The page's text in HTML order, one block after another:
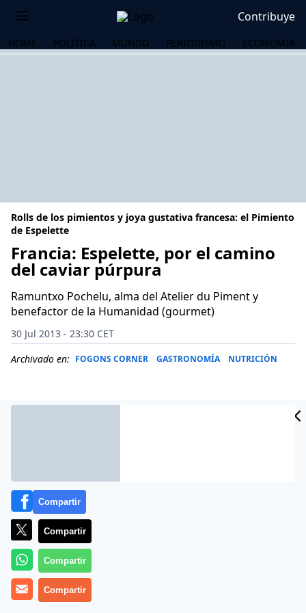
Contribuye
HOME POLÍTICA MUNDO PERIODISMO ECONOMÍA
Rolls de los pimientos y joya gustativa francesa: el Pimiento
de Espelette
Francia: Espelette, por el camino
del caviar púrpura
Ramuntxo Pochelu, alma del Atelier du Piment y
benefactor de la Humanidad (gourmet)
30 Jul 2013 - 23:30 CET
Archivado en: FOGONS CORNER GASTRONOMÍA NUTRICIÓN
Si existe en el mundo un sitio donde se disfrutan a
partes iguales las emociones paisajísticas más
Compartir
Compartir
Compartir
Compartir